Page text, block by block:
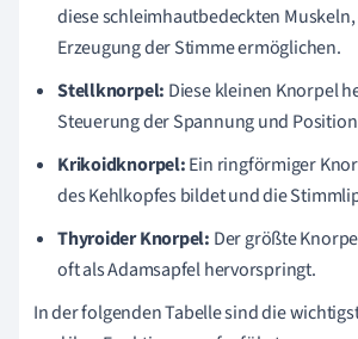
diese schleimhautbedeckten
Erzeugung der Stimme ermöglichen.
Stellknorpel: Diese kleinen Knorpel
Steuerung der Spannung und
Krikoidknorpel:Ein ringförmiger
des Kehlkopfes bildet und die
Thyroider Knorpel: Der größte
oft als Adamsapfel hervorspringt.
In der folgenden Tabelle sind die